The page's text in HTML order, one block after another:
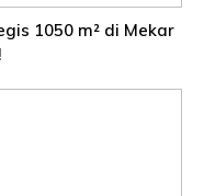
1050 m² di Mekar